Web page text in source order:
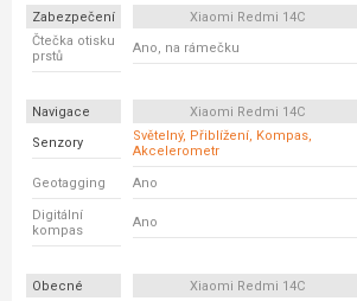
Zabezpečení Xiaomi Redmi 14C
Čtečka otisku
prstů
Ano, na rámečku
Navigace Xiaomi Redmi 14C
Senzory
Světelný, Přiblížení, Kompas,
Akcelerometr
Geotagging Ano
Digitální
kompas
Ano
Obecné Xiaomi Redmi 14C